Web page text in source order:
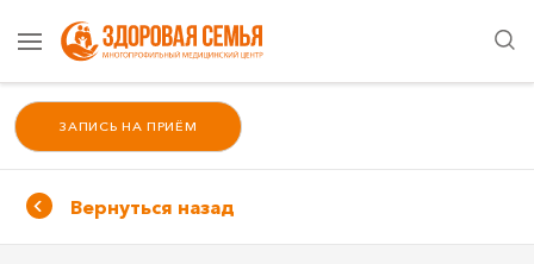
ЗАПИСЬ НА ПРИЁМ
Вернуться назад